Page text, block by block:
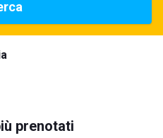
prenotati